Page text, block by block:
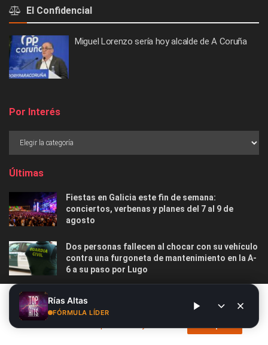
El Confidencial
Miguel Lorenzo sería hoy alcalde de A Coruña
Por Interés
Últimas
Fiestas en Galicia este fin de semana:
conciertos, verbenas y planes del 7 al 9 de
agosto
Dos personas fallecen al chocar con su vehículo
contra una furgoneta de mantenimiento en la A-
6 a su paso por Lugo
Las 12 playas gallegas con Bandera Azul menos
masificadas para disfrutar este verano
Rías Altas
FÓRMULA LÍDER
Este sitio web utiliza cookies. Al continuar utilizando este sitio
web, usted da su consentimiento para el uso de cookies. Visite